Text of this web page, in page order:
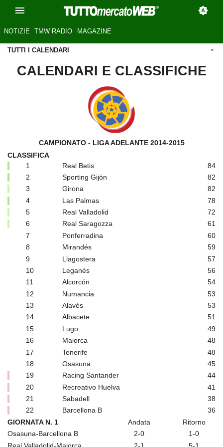
NOTIZIE TMW RADIO MAGAZINE
TUTTI I CALENDARI
CALENDARI E CLASSIFICHE
CAMPIONATO - LIGA ADELANTE 2014-2015
CLASSIFICA
1
Real Betis
84
2
Sporting Gijón
82
3
Girona
82
4
Las Palmas
78
5
Real Valladolid
72
6
Real Saragozza
61
7
Ponferradina
60
8
Mirandés
59
9
Llagostera
57
10
Leganés
56
11
Alcorcón
54
12
Numancia
53
13
Alavés
53
14
Albacete
51
15
Lugo
49
16
Maiorca
48
17
Tenerife
48
18
Osasuna
45
19
Racing Santander
44
20
Recreativo Huelva
41
21
Sabadell
38
22
Barcellona B
36
GIORNATA N. 1
Andata
Ritorno
Osasuna-Barcellona B
2-0
1-0
Real Valladolid-Maiorca
2-1 5-1